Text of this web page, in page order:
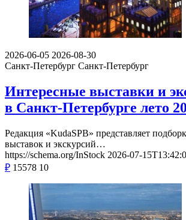
2026-06-05 2026-08-30
Санкт-Петербург Санкт-Петербург
Интересные выставки и
в Санкт-Петербурге лето
Редакция «KudaSPB» представляет
выставок и экскурсий…
https://schema.org/InStock 2026-07-
₽ 15578 10